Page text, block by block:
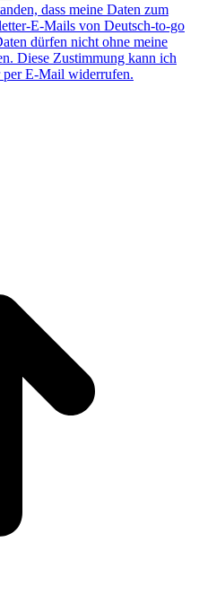
dass meine Daten zum
E-Mails von Deutsch-to-go
dürfen nicht ohne meine
Diese Zustimmung kann ich
E-Mail widerrufen.